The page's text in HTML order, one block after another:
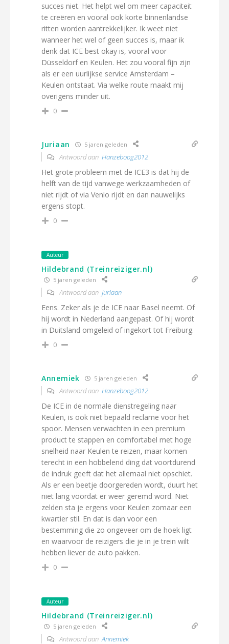
succes niet. Het helpt wel om meer capaciteit
te creëren en vooral ook korte binnenlandse
ritten worden aantrekkelijker. Ik weet niet
wanneer het wel of geen succes is, maar ik
denk dat ICE best okay is, vooral voor
Düsseldorf en Keulen. Het zou vooral fijn zijn
als er een uurlijkse service Amsterdam –
Keulen ontstaat. Via welke route maakt mij
overigens minder uit.
0
Juriaan 5 jaren geleden
Antwoord aan Hanzeboog2012
Het grote probleem met de ICE3 is dat hij de
helft van de tijd vanwege werkzaamheden of
niet rijdt of via Venlo rijdt en dan nauwelijks
ergens stopt.
0
Auteur
Hildebrand (Treinreiziger.nl)
5 jaren geleden
Antwoord aan Juriaan
Eens. Zeker als je de ICE naar Basel neemt. Of
hij wordt in Nederland aangepast. Of hij wordt
in Duitsland omgeleid of ingekort tot Freiburg.
0
Annemiek 5 jaren geleden
Antwoord aan Hanzeboog2012
De ICE in de normale dienstregeling naar
Keulen, is ook niet bepaald reclame voor het
spoor. Mensen verwachten in een premium
product te stappen en comfortabel met hoge
snelheid naar Keulen te reizen, maar komen
terecht in een hobbelend ding dat voortdurend
de indruk geeft dat het allemaal niet opschiet.
Als er een beetje doorgereden wordt, duurt het
niet lang voordat er weer geremd word. Niet
zelden sta je ergens voor Keulen zomaar een
kwartier stil. En dat is dan voor een
bestemming die zo ongeveer om de hoek ligt
en waarvoor de reizigers die je in je trein wilt
hebben liever de auto pakken.
0
Auteur
Hildebrand (Treinreiziger.nl)
5 jaren geleden
Antwoord aanAnnemiek